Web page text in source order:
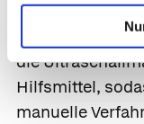
Shiatsu.
etwa die
die
Hilfsmittel,
manuelle